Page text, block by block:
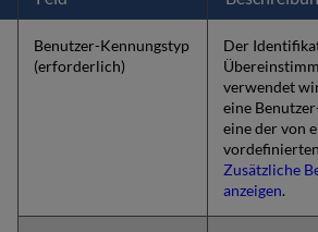
Benutzer-Kennungstyp
(erforderlich)
Der
verwendet
eine
eine der von
Zusätzliche
anzeigen.